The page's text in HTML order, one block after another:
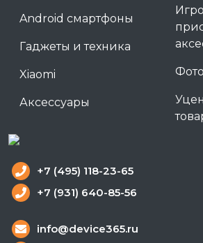
Android смартфоны
Гаджеты и техника
Xiaomi
Аксессуары
+7 (495) 118-23-65
+7 (931) 640-85-56
info@device365.ru